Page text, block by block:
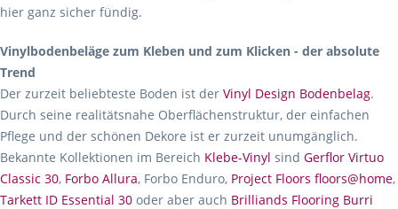
hier ganz sicher fündig.
Vinylbodenbeläge zum Kleben und zum Klicken - der absolute
Trend
Der zurzeit beliebteste Boden ist der Vinyl Design Bodenbelag.
Durch seine realitätsnahe Oberflächenstruktur, der einfachen
Pflege und der schönen Dekore ist er zurzeit unumgänglich.
Bekannte Kollektionen im Bereich Klebe-Vinyl sind Gerflor Virtuo
Classic 30, Forbo Allura, Forbo Enduro, Project Floors floors@home,
Tarkett ID Essential 30 oder aber auch Brilliands Flooring Burri